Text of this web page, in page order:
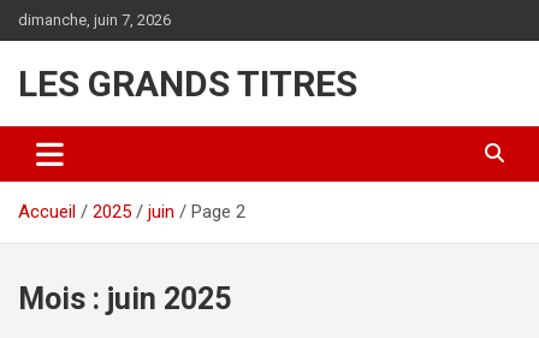
Aller
au
dimanche, juin 7, 2026
LES GRANDS TITRES
Accueil 2025 juin Page 2
Mois : juin 2025